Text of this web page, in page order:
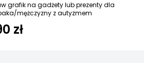
grafik na gadżety lub prezenty dla
mężczyzny z autyzmem
zł